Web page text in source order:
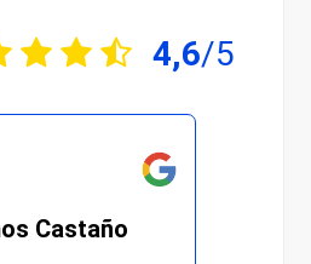
4,6/5